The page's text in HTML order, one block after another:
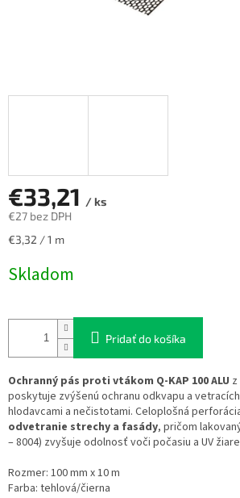
€33,21 / ks
€27 bez DPH
Jednotková
€3,32 / 1 m
Skladom
Pridať do košíka
Ochranný pás proti vtákom Q-KAP 100 ALU
poskytuje zvýšenú ochranu odkvapu a
hlodavcami a nečistotami. Celoplošná
odvetranie strechy a fasády, pričom
– 8004) zvyšuje odolnosť voči počasiu a UV
Rozmer: 100 mm x 10 m
Farba: tehlová/čierna